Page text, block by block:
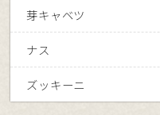
芽キャベツ
ナス
ズッキーニ